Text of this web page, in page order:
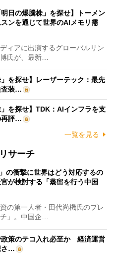
明日の爆騰株」を探せ】トーメン
ンを通じて世界のAIメモリ需
ィアに出演するグローバルリン
氏が、最新…
を探せ】レーザーテック：最先
査装…
」を探せ】TDK：AIインフラを支
再評…
一覧を見る
サーチ
の衝撃に世界はどう対応するの
が検討する「蒸留を行う中国
の第一人者・田代尚機氏のプレ
」。中国企…
政策のテコ入れ必至か 経済運営
さ…